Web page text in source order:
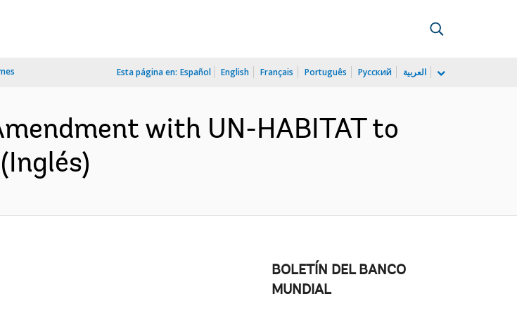
Esta página en: Español English Français Português Русский العربية
with UN-HABITAT to
BOLETÍN DEL BANCO
MUNDIAL